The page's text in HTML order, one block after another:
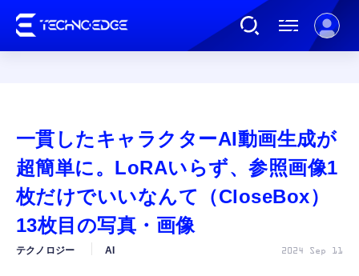
AI
ガジェット
一貫したキャラクターAI動画生成が
超簡単に。LoRAいらず、参照画像1
枚だけでいいなんて（CloseBox）
13枚目の写真・画像
テクノロジー AI 2024 Sep 11